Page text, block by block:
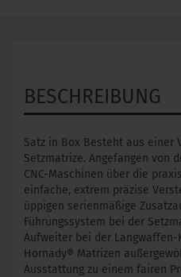
BESCHREIBUNG
Satz in Box Besteht aus einer
Setzmatrize. Angefangen von
CNC-Maschinen über die
einfache, extrem präzise
üppigen serienmäßige
Führungssystem bei der
Aufweiter bei der
Hornady® Matrizen
Ausstattung zu einem fairen